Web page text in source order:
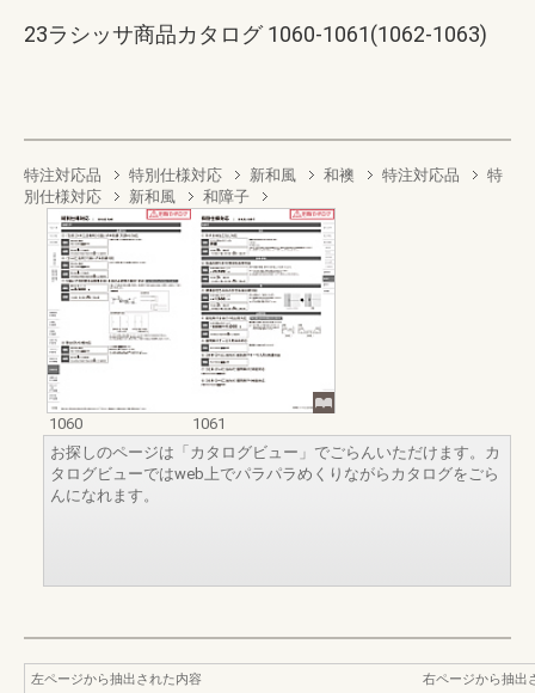
23ラシッサ商品カタログ 1060-1061(1062-1063)
特注対応品 特別仕様対応 新和風 和襖 特注対応品
特
別仕様対応
新和風 和障子
1060
1061
お探しのページは「カタログビュー」でごらんいただけます。カ
タログビューではweb上でパラパラめくりながらカタログをごら
んになれます。
左ページから抽出された内容
右ページから抽出